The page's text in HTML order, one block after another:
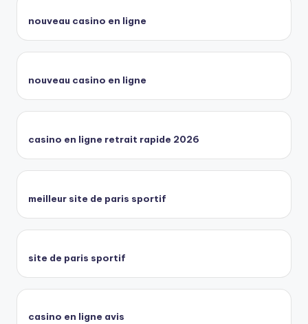
nouveau casino en ligne
nouveau casino en ligne
casino en ligne retrait rapide 2026
meilleur site de paris sportif
site de paris sportif
casino en ligne avis